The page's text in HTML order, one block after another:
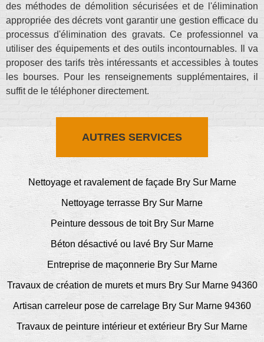
des méthodes de démolition sécurisées et de l'élimination
appropriée des décrets vont garantir une gestion efficace du
processus d'élimination des gravats. Ce professionnel va
utiliser des équipements et des outils incontournables. Il va
proposer des tarifs très intéressants et accessibles à toutes
les bourses. Pour les renseignements supplémentaires, il
suffit de le téléphoner directement.
AUTRES SERVICES
Nettoyage et ravalement de façade Bry Sur Marne
Nettoyage terrasse Bry Sur Marne
Peinture dessous de toit Bry Sur Marne
Béton désactivé ou lavé Bry Sur Marne
Entreprise de maçonnerie Bry Sur Marne
Travaux de création de murets et murs Bry Sur Marne 94360
Artisan carreleur pose de carrelage Bry Sur Marne 94360
Travaux de peinture intérieur et extérieur Bry Sur Marne